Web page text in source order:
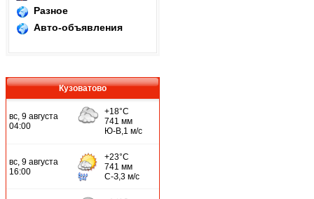
Разное
Авто-объявления
Кузоватово